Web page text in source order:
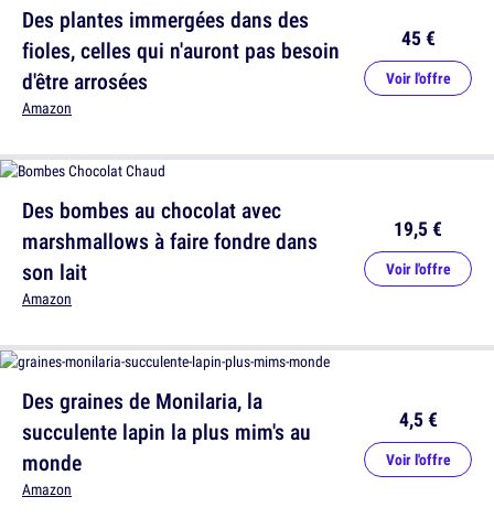
Des bombes au chocolat avec
marshmallows à faire fondre dans
son lait
Amazon
19,5 €
Voir l'offre
Des plantes immergées dans des
fioles, celles qui n'auront pas besoin
d'être arrosées
Amazon
45 €
Voir l'offre
Des graines de Monilaria, la
succulente lapin la plus mim's au
monde
Amazon
4,5 €
Voir l'offre